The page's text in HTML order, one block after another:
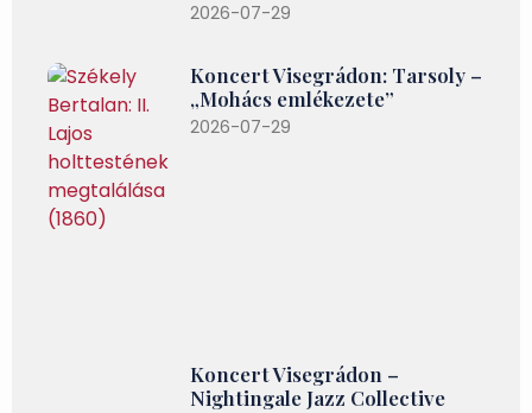
2026-07-29
Koncert Visegrádon: Tarsoly –
„Mohács emlékezete”
2026-07-29
Koncert Visegrádon –
Nightingale Jazz Collective